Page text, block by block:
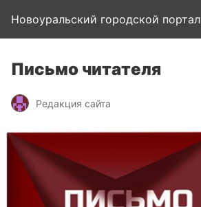
Новоуральский городской портал
Письмо читателя
Редакция сайта